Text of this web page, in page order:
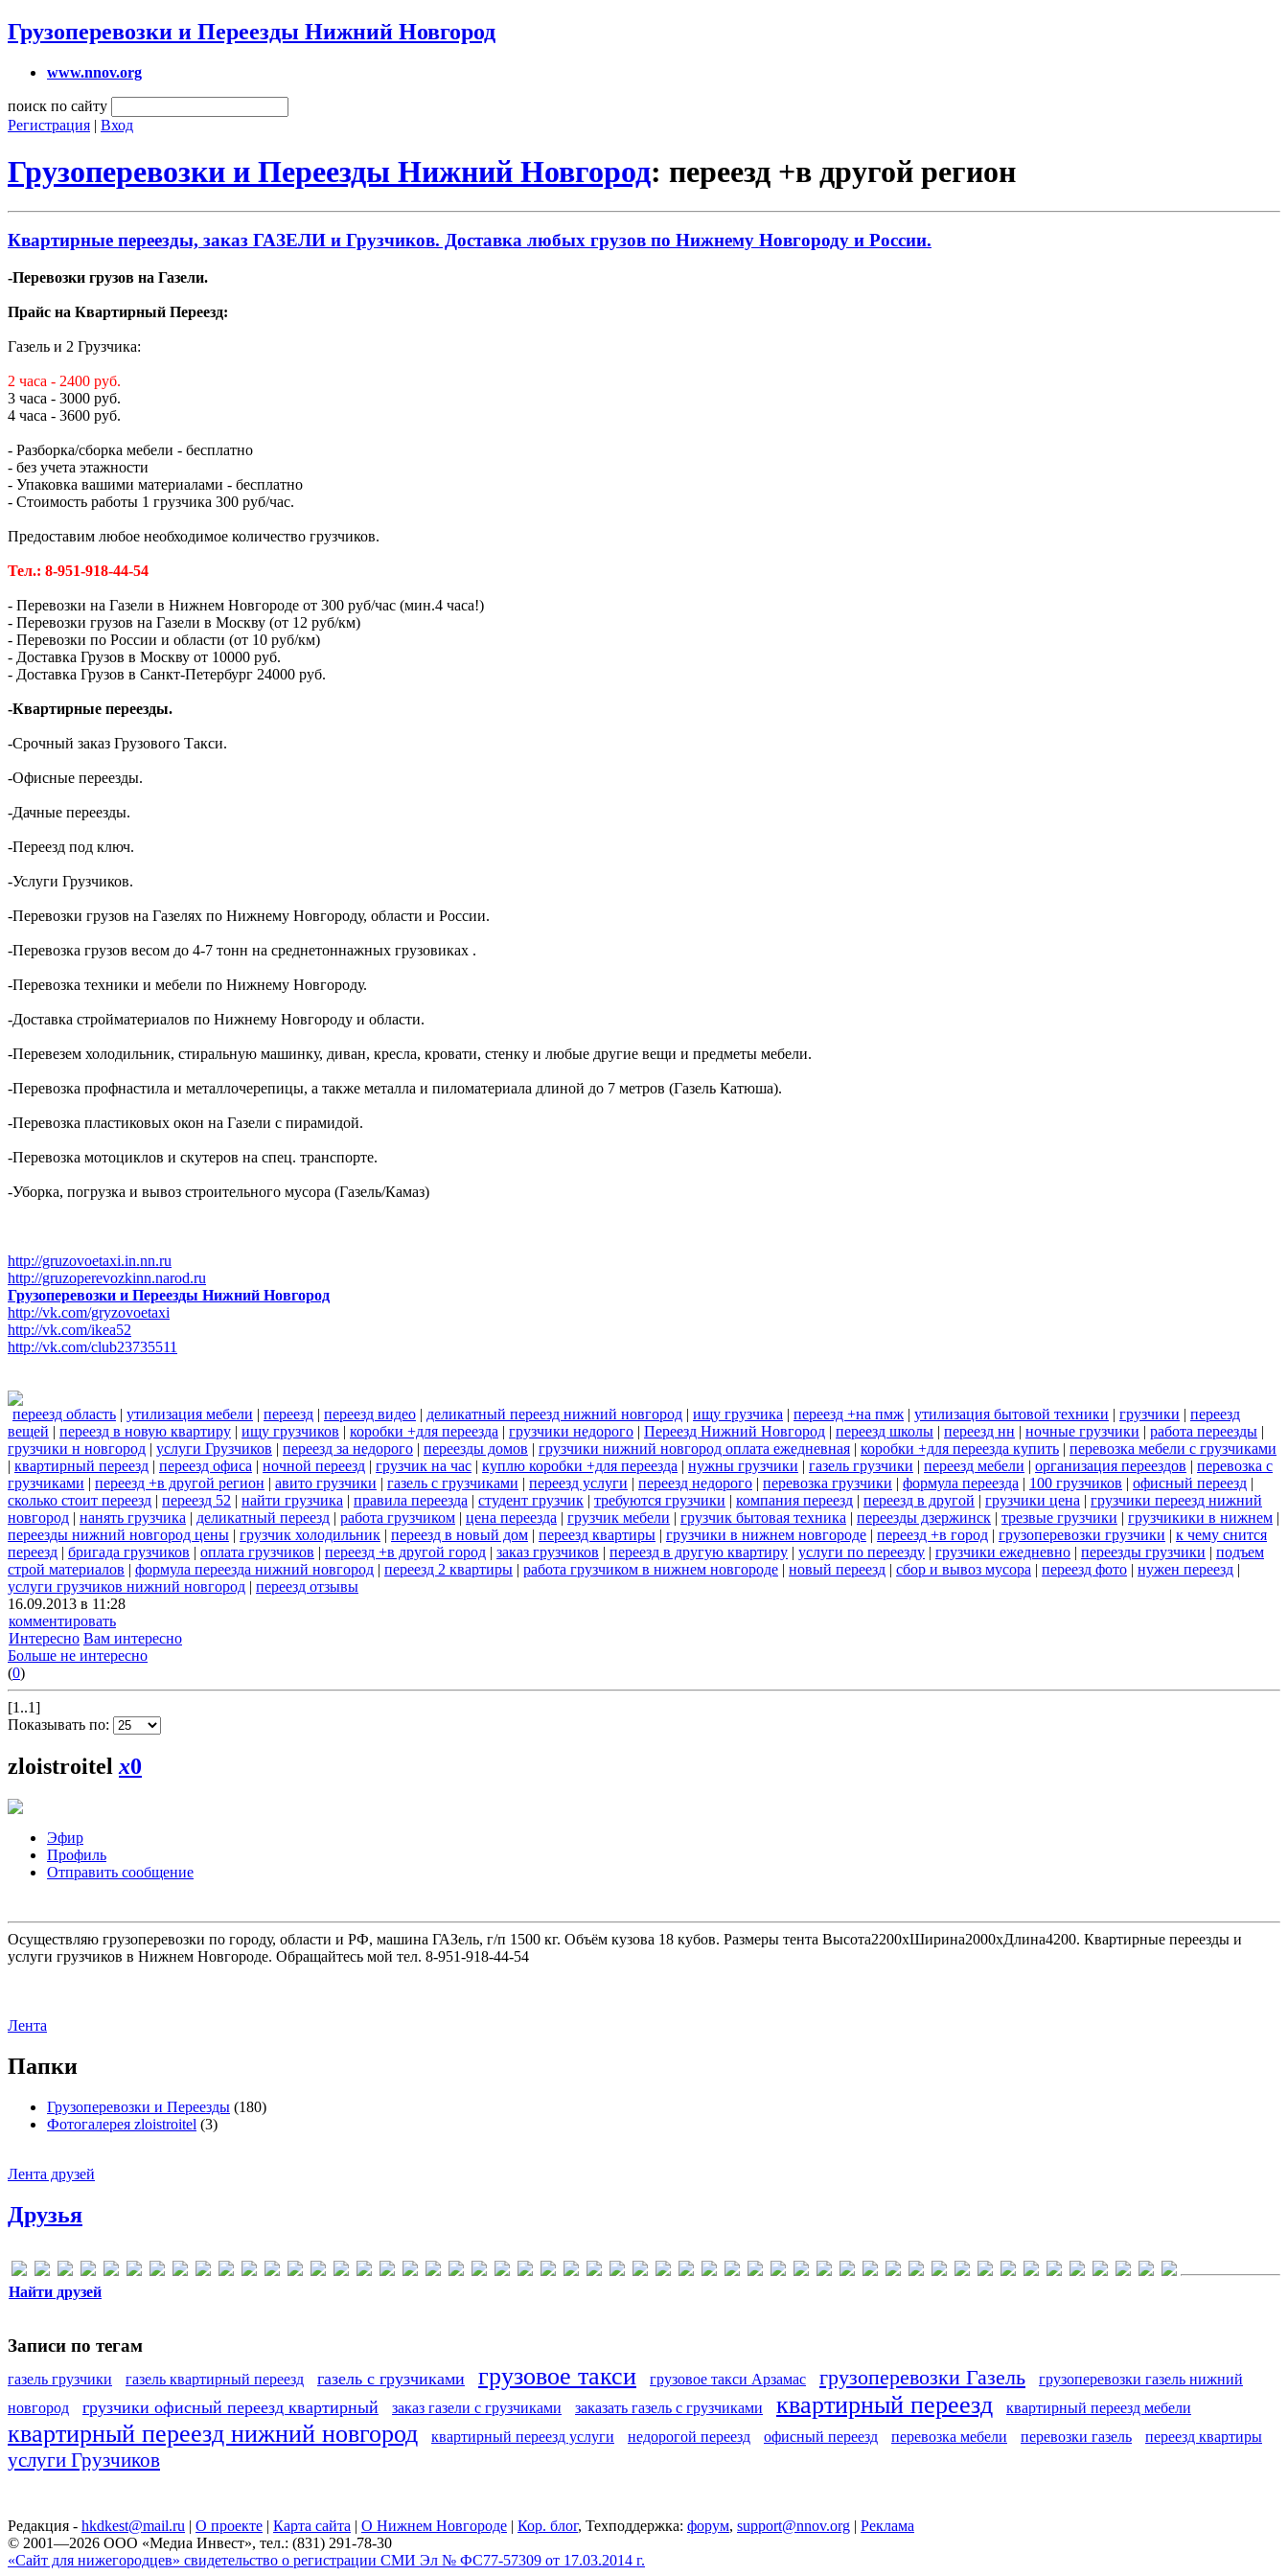
Грузоперевозки и Переезды Нижний Новгород
www.nnov.org
поиск по сайту
Регистрация | Вход
Грузоперевозки и Переезды Нижний Новгород: переезд +в другой регион
Квартирные переезды, заказ ГАЗЕЛИ и Грузчиков. Доставка любых грузов по Нижнему Новгороду и России.
-Перевозки грузов на Газели.
Прайс на Квартирный Переезд:
Газель и 2 Грузчика:
2 часа - 2400 руб.
3 часа - 3000 руб.
4 часа - 3600 руб.
- Разборка/сборка мебели - бесплатно
- без учета этажности
- Упаковка вашими материалами - бесплатно
- Стоимость работы 1 грузчика 300 руб/час.
Предоставим любое необходимое количество грузчиков.
Тел.: 8-951-918-44-54
- Перевозки на Газели в Нижнем Новгороде от 300 руб/час (мин.4 часа!)
- Перевозки грузов на Газели в Москву (от 12 руб/км)
- Перевозки по России и области (от 10 руб/км)
- Доставка Грузов в Москву от 10000 руб.
- Доставка Грузов в Санкт-Петербург 24000 руб.
-Квартирные переезды.
-Срочный заказ Грузового Такси.
-Офисные переезды.
-Дачные переезды.
-Переезд под ключ.
-Услуги Грузчиков.
-Перевозки грузов на Газелях по Нижнему Новгороду, области и России.
-Перевозка грузов весом до 4-7 тонн на среднетоннажных грузовиках .
-Перевозка техники и мебели по Нижнему Новгороду.
-Доставка стройматериалов по Нижнему Новгороду и области.
-Перевезем холодильник, стиральную машинку, диван, кресла, кровати, стенку и любые другие вещи и предметы мебели.
-Перевозка профнастила и металлочерепицы, а также металла и пиломатериала длиной до 7 метров (Газель Катюша).
-Перевозка пластиковых окон на Газели с пирамидой.
-Перевозка мотоциклов и скутеров на спец. транспорте.
-Уборка, погрузка и вывоз строительного мусора (Газель/Камаз)
http://gruzovoetaxi.in.nn.ru
http://gruzoperevozkinn.narod.ru
Грузоперевозки и Переезды Нижний Новгород
http://vk.com/gryzovoetaxi
http://vk.com/ikea52
http://vk.com/club23735511
переезд область | утилизация мебели | переезд | переезд видео | деликатный переезд нижний новгород | ищу грузчика | переезд +на пмж | утилизация бытовой техники | грузчики | переезд
вещей | переезд в новую квартиру | ищу грузчиков | коробки +для переезда | грузчики недорого | Переезд Нижний Новгород | переезд школы | переезд нн | ночные грузчики | работа переезды |
грузчики н новгород | услуги Грузчиков | переезд за недорого | переезды домов | грузчики нижний новгород оплата ежедневная | коробки +для переезда купить | перевозка мебели с грузчиками
| квартирный переезд | переезд офиса | ночной переезд | грузчик на час | куплю коробки +для переезда | нужны грузчики | газель грузчики | переезд мебели | организация переездов | перевозка с
грузчиками | переезд +в другой регион | авито грузчики | газель с грузчиками | переезд услуги | переезд недорого | перевозка грузчики | формула переезда | 100 грузчиков | офисный переезд |
сколько стоит переезд | переезд 52 | найти грузчика | правила переезда | студент грузчик | требуются грузчики | компания переезд | переезд в другой | грузчики цена | грузчики переезд нижний
новгород | нанять грузчика | деликатный переезд | работа грузчиком | цена переезда | грузчик мебели | грузчик бытовая техника | переезды дзержинск | трезвые грузчики | грузчикики в нижнем |
переезды нижний новгород цены | грузчик холодильник | переезд в новый дом | переезд квартиры | грузчики в нижнем новгороде | переезд +в город | грузоперевозки грузчики | к чему снится
переезд | бригада грузчиков | оплата грузчиков | переезд +в другой город | заказ грузчиков | переезд в другую квартиру | услуги по переезду | грузчики ежедневно | переезды грузчики | подъем
строй материалов | формула переезда нижний новгород | переезд 2 квартиры | работа грузчиком в нижнем новгороде | новый переезд | сбор и вывоз мусора | переезд фото | нужен переезд |
услуги грузчиков нижний новгород | переезд отзывы
16.09.2013 в 11:28
комментировать
Интересно Вам интересно
Больше не интересно
(0)
[1..1]
Показывать по:
zloistroitel x0
Эфир
Профиль
Отправить сообщение
Осуществляю грузоперевозки по городу, области и РФ, машина ГАЗель, г/п 1500 кг. Объём кузова 18 кубов. Размеры тента Высота2200хШирина2000хДлина4200. Квартирные переезды и
услуги грузчиков в Нижнем Новгороде. Обращайтесь мой тел. 8-951-918-44-54
Лента
Папки
Грузоперевозки и Переезды (180)
Фотогалерея zloistroitel (3)
Лента друзей
Друзья
Найти друзей
Записи по тегам
газель грузчики газель квартирный переезд газель с грузчиками грузовое такси грузовое такси Арзамас грузоперевозки Газель
грузоперевозки газель нижний
новгород
грузчики офисный переезд квартирный заказ газели с грузчиками заказать газель с грузчиками квартирный переезд квартирный переезд мебели
квартирный переезд нижний новгород квартирный переезд услуги недорогой переезд офисный переезд перевозка мебели перевозки газель переезд квартиры
услуги Грузчиков
Редакция - hkdkest@mail.ru | О проекте | Карта сайта | О Нижнем Новгороде | Кор. блог, Техподдержка: форум, support@nnov.org | Реклама
© 2001—2026 ООО «Медиа Инвест», тел.: (831) 291-78-30
«Сайт для нижегородцев» свидетельство о регистрации СМИ Эл № ФС77-57309 от 17.03.2014 г.